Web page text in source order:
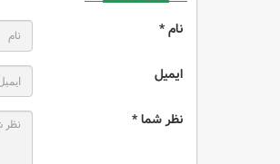
نام *
ایمیل
نظر شما *